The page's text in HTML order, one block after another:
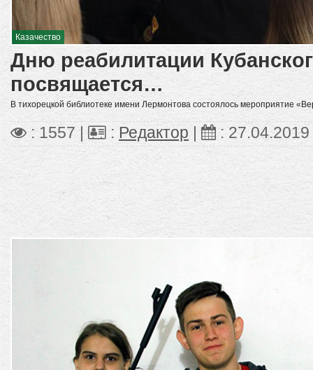
Казачество
Дню реабилитации
посвящается…
В тихорецкой библиотеке имени Лермонтова состоялось мероприятие
: 1557 | : Редактор : 27.04.2019